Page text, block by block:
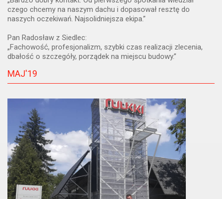
czego chcemy na naszym dachu i dopasował resztę do
naszych oczekiwań. Najsolidniejsza ekipa.”
Pan Radosław z Siedlec:
„Fachowość, profesjonalizm, szybki czas realizacji zlecenia,
dbałość o szczegóły, porządek na miejscu budowy.”
MAJ'19